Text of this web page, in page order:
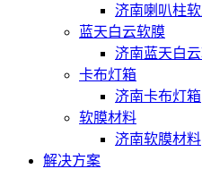
济南喇叭柱
蓝天白云软膜
济南蓝天白
卡布灯箱
济南卡布灯箱
软膜材料
济南软膜材料
解决方案